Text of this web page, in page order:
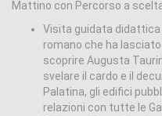
Mattino con Percorso a
Visita guidata didattica
romano che ha
scoprire Augusta
svelare il cardo e il
Palatina, gli edifici
relazioni con tutte le